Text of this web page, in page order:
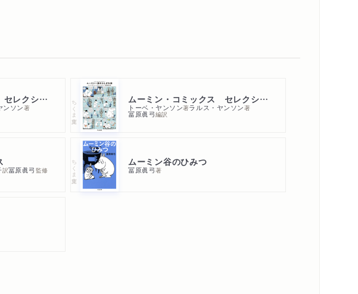
ムーミン・コミックス セレクション１ムーミン谷へようこそ
ンソン著 ちくま文庫 ムーミン・コミックス セレクション２ムーミン一家のふしぎな旅
トーベ・ヤンソン著ラルス・ヤンソン著
冨原眞弓編訳
訳冨原眞弓 監修 ちくま文庫 ムーミン谷のひみつ
冨原眞弓著